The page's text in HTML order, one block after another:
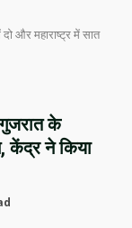
और महाराष्‍ट्र में सात
के
केंद्र ने किया